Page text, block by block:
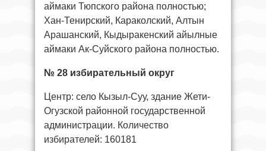
аймаки Тюпского района полностью;
Хан-Тенирский, Караколский, Алтын
Арашанский, Кыдыракенский айылные
аймаки Ак-Суйского района полностью.
№ 28 избирательный округ
Центр: село Кызыл-Суу, здание Жети-
Огузской районной государственной
администрации. Количество
избирателей: 160181